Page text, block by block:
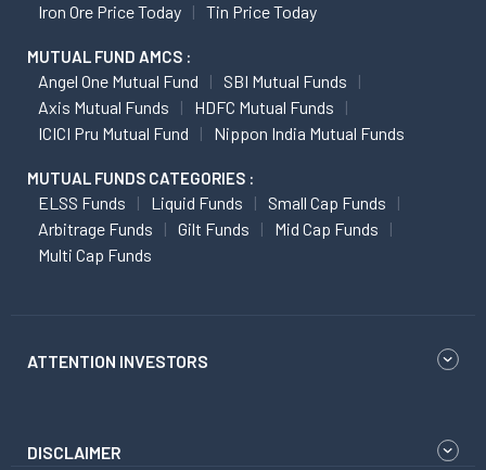
Iron Ore Price Today
Tin Price Today
MUTUAL FUND AMCS :
Angel One Mutual Fund
SBI Mutual Funds
Axis Mutual Funds
HDFC Mutual Funds
ICICI Pru Mutual Fund
Nippon India Mutual Funds
MUTUAL FUNDS CATEGORIES :
ELSS Funds Liquid Funds
Small Cap Funds
Arbitrage Funds
Gilt Funds
Mid Cap Funds
Multi Cap Funds
ATTENTION INVESTORS
DISCLAIMER